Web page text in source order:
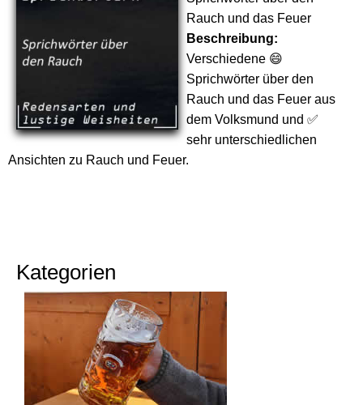
Rauch und das Feuer
Beschreibung:
Verschiedene 😄
Sprichwörter über den
Rauch und das Feuer aus
dem Volksmund und ✅
sehr unterschiedlichen
Ansichten zu Rauch und Feuer.
Kategorien